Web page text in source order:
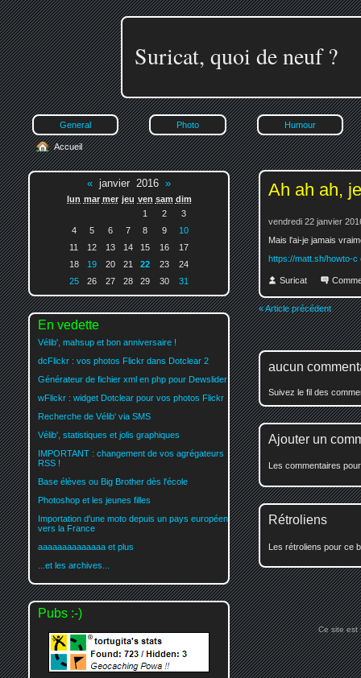
Suricat, quoi de neuf ?
General Photo Humour
Ah ah ah,
vendredi 22 janvier
Mais l'ai-je jamais
https://matt.sh/howto-c
Suricat
« Article précédent
aucun
Suivez le fil des
Ajouter un
Les commentaires
Rétroliens
Les rétroliens pour ce
Accueil
« janvier 2016 »
lun mar mer jeu ven sam dim
1
2
3
4
5 6 7 8 9
10
11
12 13 14 15 16
17
18
19 20 21 22 23
24
25
26 27 28 29 30 31
En vedette
Vélib', mahsup et bon anniversaire !
dcFlickr : vos photos Flickr dans Dotclear 2
Générateur de fichier xml en php pour Dewslider
wFlickr : widget Dotclear pour vos photos Flickr
Recherche de Vélib' via SMS
Vélib', statistiques et jolis graphiques
IMPORTANT : changement de vos agrégateurs
RSS !
Base élèves ou Big Brother dès l'école
Photoshop et les jeunes filles
Importation d'une moto depuis un pays européen
vers la France
aaaaaaaaaaaaaa et plus
...et les archives...
Pubs :-)
Ce site est